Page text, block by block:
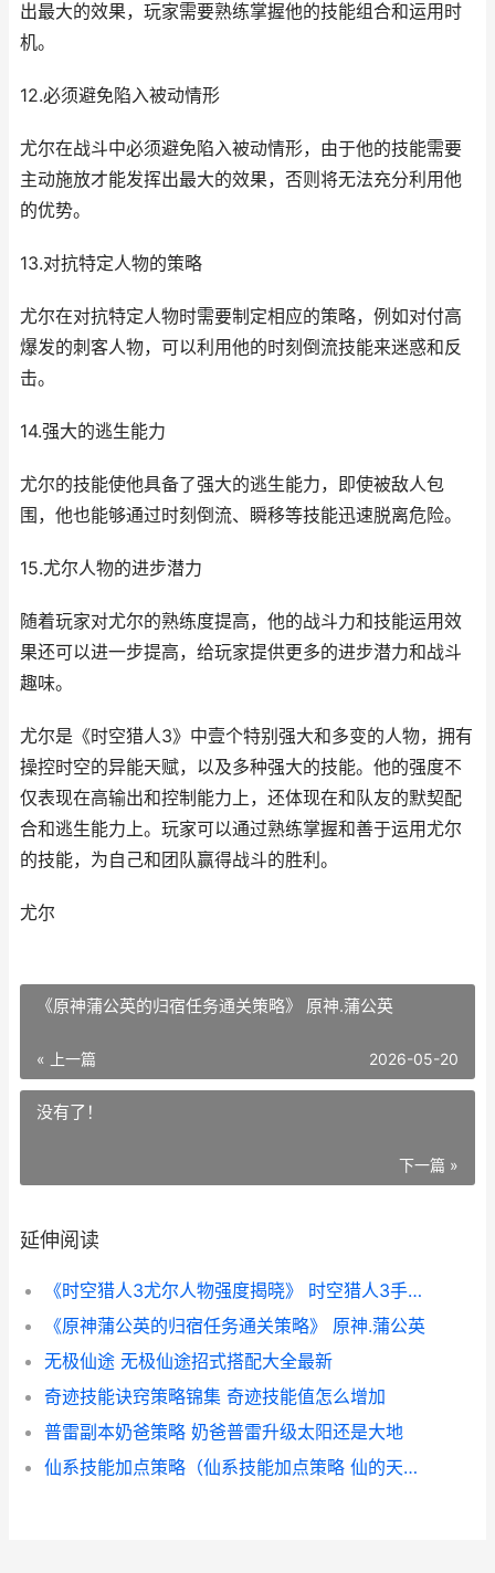
出最大的效果，玩家需要熟练掌握他的技能组合和运用时
机。
12.必须避免陷入被动情形
尤尔在战斗中必须避免陷入被动情形，由于他的技能需要
主动施放才能发挥出最大的效果，否则将无法充分利用他
的优势。
13.对抗特定人物的策略
尤尔在对抗特定人物时需要制定相应的策略，例如对付高
爆发的刺客人物，可以利用他的时刻倒流技能来迷惑和反
击。
14.强大的逃生能力
尤尔的技能使他具备了强大的逃生能力，即使被敌人包
围，他也能够通过时刻倒流、瞬移等技能迅速脱离危险。
15.尤尔人物的进步潜力
随着玩家对尤尔的熟练度提高，他的战斗力和技能运用效
果还可以进一步提高，给玩家提供更多的进步潜力和战斗
趣味。
尤尔是《时空猎人3》中壹个特别强大和多变的人物，拥有
操控时空的异能天赋，以及多种强大的技能。他的强度不
仅表现在高输出和控制能力上，还体现在和队友的默契配
合和逃生能力上。玩家可以通过熟练掌握和善于运用尤尔
的技能，为自己和团队赢得战斗的胜利。
尤尔
《原神蒲公英的归宿任务通关策略》 原神.蒲公英
« 上一篇 2026-05-20
没有了！
下一篇 »
延伸阅读
《时空猎人3尤尔人物强度揭晓》 时空猎人3手游视频
《原神蒲公英的归宿任务通关策略》 原神.蒲公英
无极仙途 无极仙途招式搭配大全最新
奇迹技能诀窍策略锦集 奇迹技能值怎么增加
普雷副本奶爸策略 奶爸普雷升级太阳还是大地
仙系技能加点策略（仙系技能加点策略 仙的天赋怎么加点